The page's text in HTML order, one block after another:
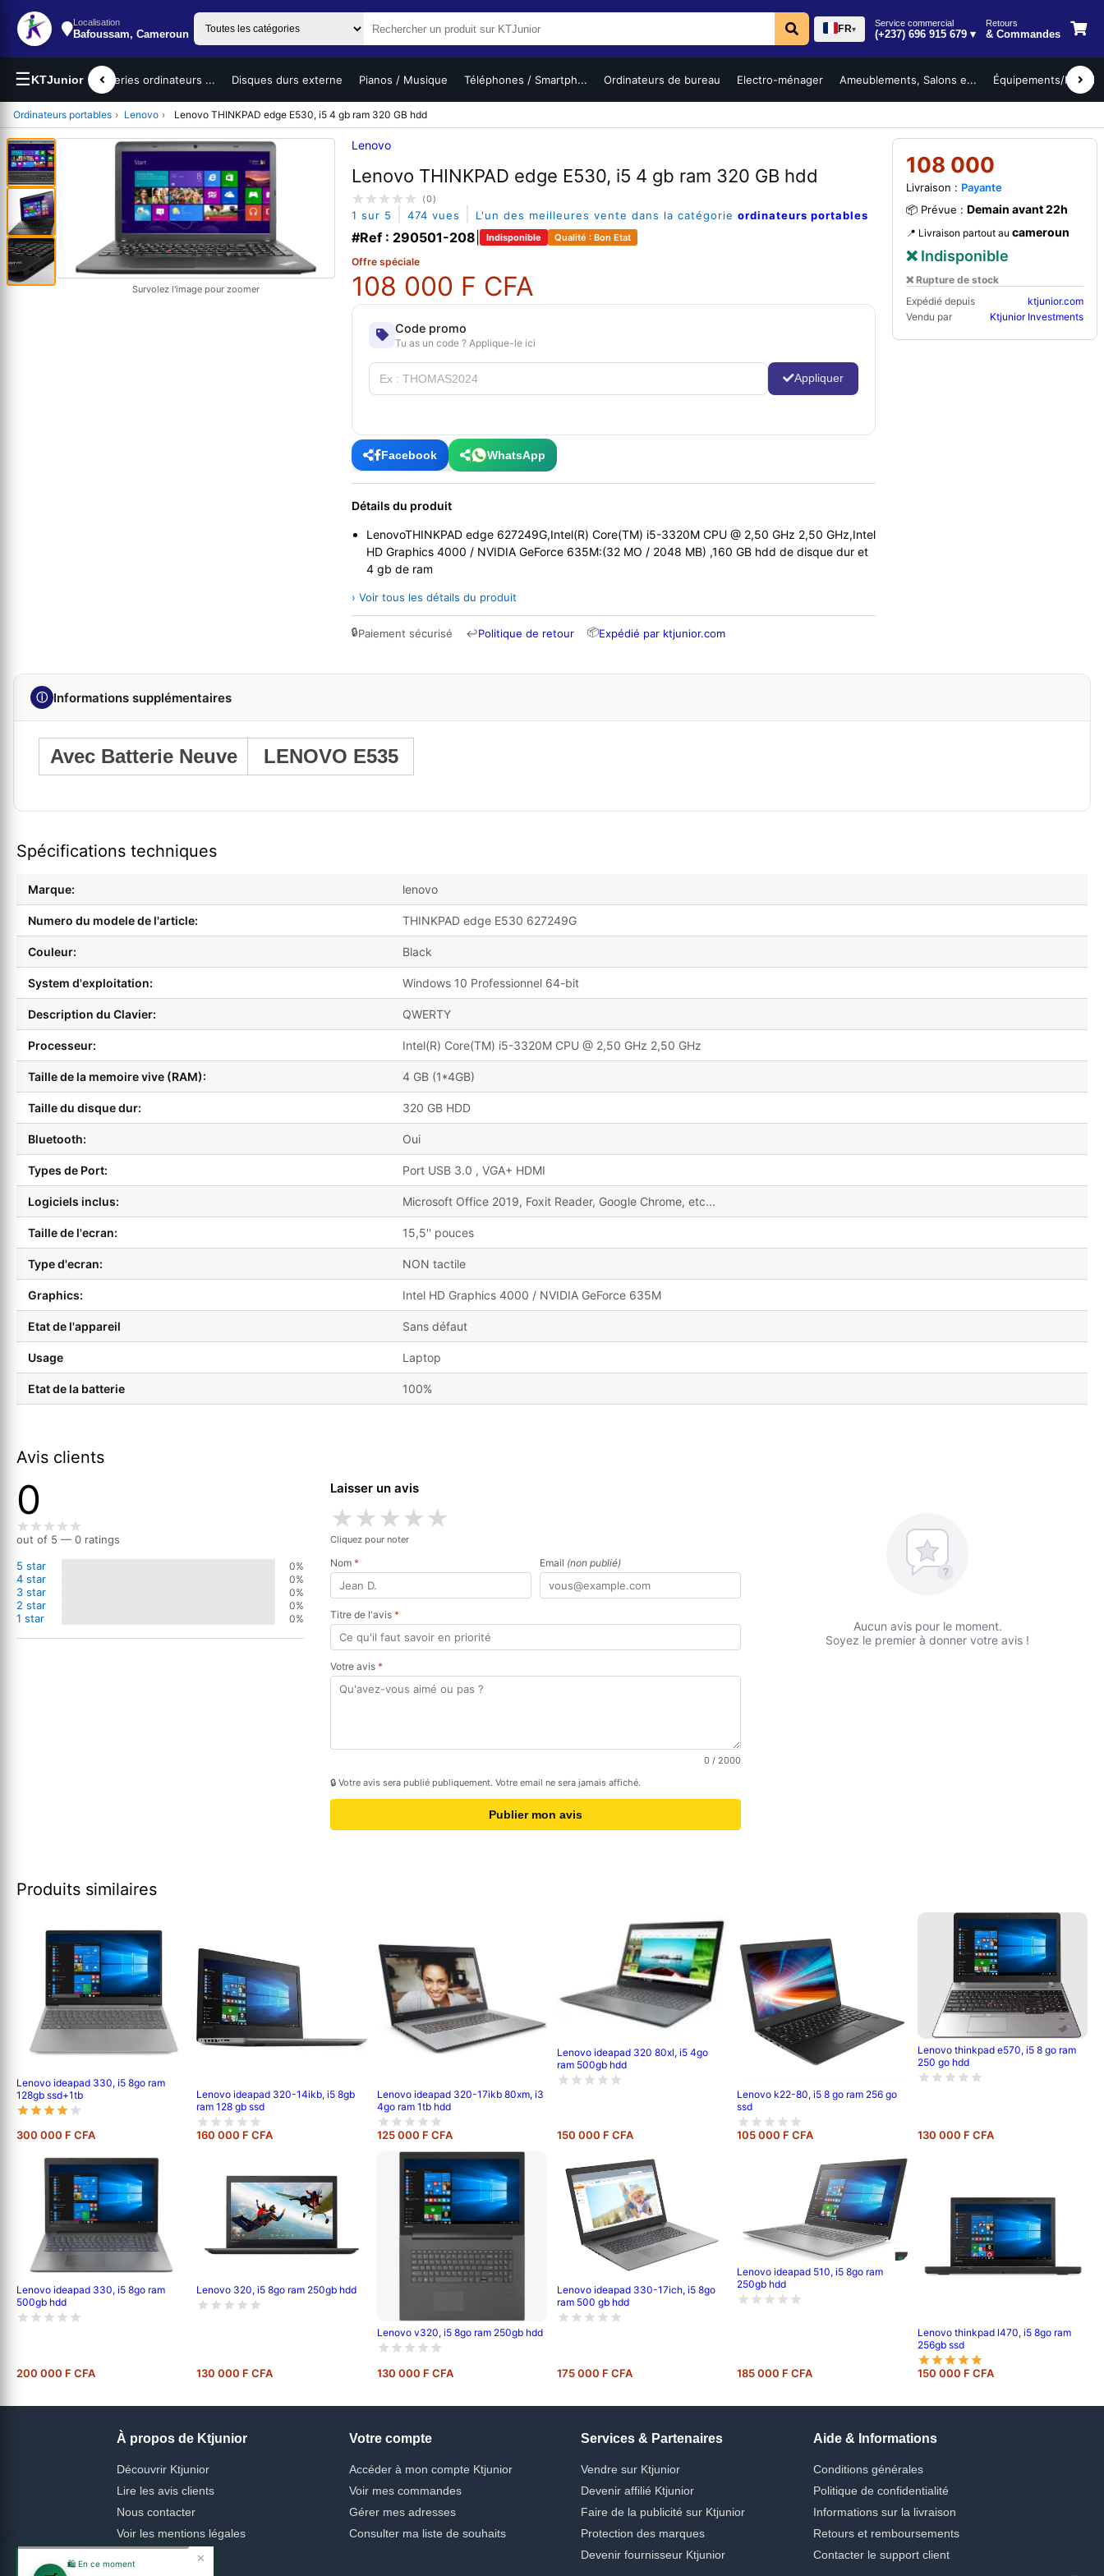
Localisation
Bafoussam, Cameroun FR▾
Service commercial
(+237) 696 915 679 ▾
Retours
& Commandes
☰KTJunior
portables Batteries ordinateurs ... Disques durs externe Pianos / Musique Téléphones / Smartph... Ordinateurs de bureau Electro-ménager Ameublements, Salons e... Équipements/
Ordinateurs portables › Lenovo › Lenovo THINKPAD edge E530, i5 4 gb ram 320 GB hdd
Survolez l'image pour zoomer
Lenovo
Lenovo THINKPAD edge E530, i5 4 gb ram 320 GB hdd
(0)
1 sur 5 474 vues L'un des meilleures vente dans la catégorie ordinateurs portables
#Ref : 290501-208 Indisponible Qualité : Bon Etat
Offre spéciale
108 000 F CFA
Code promo
Tu as un code ? Applique-le ici
Appliquer
Facebook WhatsApp
Détails du produit
LenovoTHINKPAD edge 627249G,Intel(R) Core(TM) i5-3320M CPU @ 2,50 GHz 2,50 GHz,Intel
HD Graphics 4000 / NVIDIA GeForce 635M:(32 MO / 2048 MB) ,160 GB hdd de disque dur et
4 gb de ram
› Voir tous les détails du produit
🔒Paiement sécurisé ↩Politique de retour 📦Expédié par ktjunior.com
108 000
Livraison : Payante
📦 Prévue : Demain avant 22h
📍 Livraison partout au cameroun
❌ Indisponible
❌ Rupture de stock
Expédié depuis
ktjunior.com
Vendu par
Ktjunior Investments
ⓘ Informations supplémentaires
Avec Batterie Neuve LENOVO E535
Spécifications techniques
Marque: lenovo
Numero du modele de l'article: THINKPAD edge E530 627249G
Couleur: Black
System d'exploitation: Windows 10 Professionnel 64-bit
Description du Clavier: QWERTY
Processeur: Intel(R) Core(TM) i5-3320M CPU @ 2,50 GHz 2,50 GHz
Taille de la memoire vive (RAM): 4 GB (1*4GB)
Taille du disque dur: 320 GB HDD
Bluetooth: Oui
Types de Port: Port USB 3.0 , VGA+ HDMI
Logiciels inclus: Microsoft Office 2019, Foxit Reader, Google Chrome, etc...
Taille de l'ecran: 15,5'' pouces
Type d'ecran: NON tactile
Graphics: Intel HD Graphics 4000 / NVIDIA GeForce 635M
Etat de l'appareil Sans défaut
Usage Laptop
Etat de la batterie 100%
Avis clients
0
out of 5 — 0 ratings
5 star
0%
4 star 0%
3 star 0%
2 star 0%
1 star 0%
Laisser un avis
★★★★★
Cliquez pour noter
Nom * Email (non publié)
Titre de l'avis *
Votre avis *
0 / 2000
🔒 Votre avis sera publié publiquement. Votre email ne sera jamais affiché.
Publier mon avis
?
Aucun avis pour le moment.
Soyez le premier à donner votre avis !
Produits similaires
Lenovo ideapad 330, i5 8go ram
128gb ssd+1tb
300 000 F CFA
Lenovo ideapad 320-14ikb, i5 8gb
ram 128 gb ssd
160 000 F CFA
Lenovo ideapad 320-17ikb 80xm, i3
4go ram 1tb hdd
125 000 F CFA
Lenovo ideapad 320 80xl, i5 4go
ram 500gb hdd
150 000 F CFA
Lenovo k22-80, i5 8 go ram 256 go
ssd
105 000 F CFA
Lenovo thinkpad e570, i5 8 go ram
250 go hdd
130 000 F CFA
Lenovo ideapad 330, i5 8go ram
500gb hdd
200 000 F CFA
Lenovo 320, i5 8go ram 250gb hdd
130 000 F CFA
Lenovo v320, i5 8go ram 250gb hdd
130 000 F CFA
Lenovo ideapad 330-17ich, i5 8go
ram 500 gb hdd
175 000 F CFA
Lenovo ideapad 510, i5 8go ram
250gb hdd
185 000 F CFA
Lenovo thinkpad l470, i5 8go ram
256gb ssd
150 000 F CFA
À propos de Ktjunior
Découvrir Ktjunior
Lire les avis clients
Nous contacter
Voir les mentions légales
Votre compte
Accéder à mon compte Ktjunior
Voir mes commandes
Gérer mes adresses
Consulter ma liste de souhaits
Services & Partenaires
Vendre sur Ktjunior
Devenir affilié Ktjunior
Faire de la publicité sur Ktjunior
Protection des marques
Devenir fournisseur Ktjunior
Aide & Informations
Conditions générales
Politique de confidentialité
Informations sur la livraison
Retours et remboursements
Contacter le support client
🛍️ En ce moment ✕